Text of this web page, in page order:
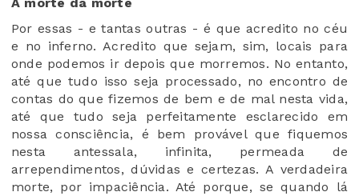
Por essas - e tantas outras - é que acredito no céu
e no inferno. Acredito que sejam, sim, locais para
onde podemos ir depois que morremos. No entanto,
até que tudo isso seja processado, no encontro de
contas do que fizemos de bem e de mal nesta vida,
até que tudo seja perfeitamente esclarecido em
nossa consciência, é bem provável que fiquemos
nesta antessala, infinita, permeada de
arrependimentos, dúvidas e certezas. A verdadeira
morte, por impaciência. Até porque, se quando lá